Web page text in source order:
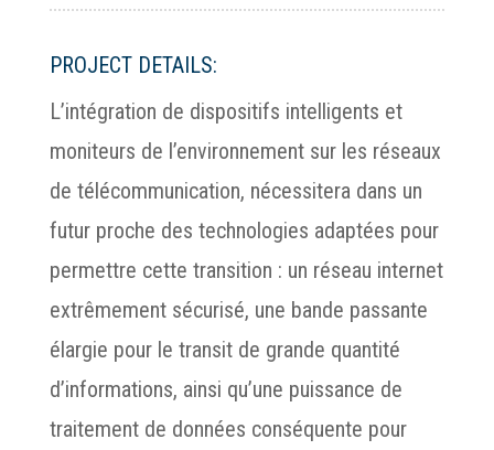
PROJECT DETAILS:
L’intégration de dispositifs intelligents et
moniteurs de l’environnement sur les réseaux
de télécommunication, nécessitera dans un
futur proche des technologies adaptées pour
permettre cette transition : un réseau internet
extrêmement sécurisé, une bande passante
élargie pour le transit de grande quantité
d’informations, ainsi qu’une puissance de
traitement de données conséquente pour